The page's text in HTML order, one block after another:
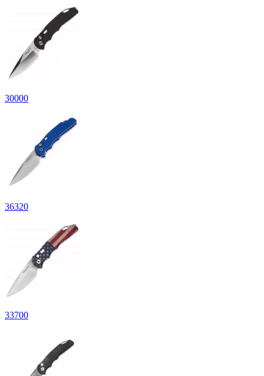
30000
36320
33700